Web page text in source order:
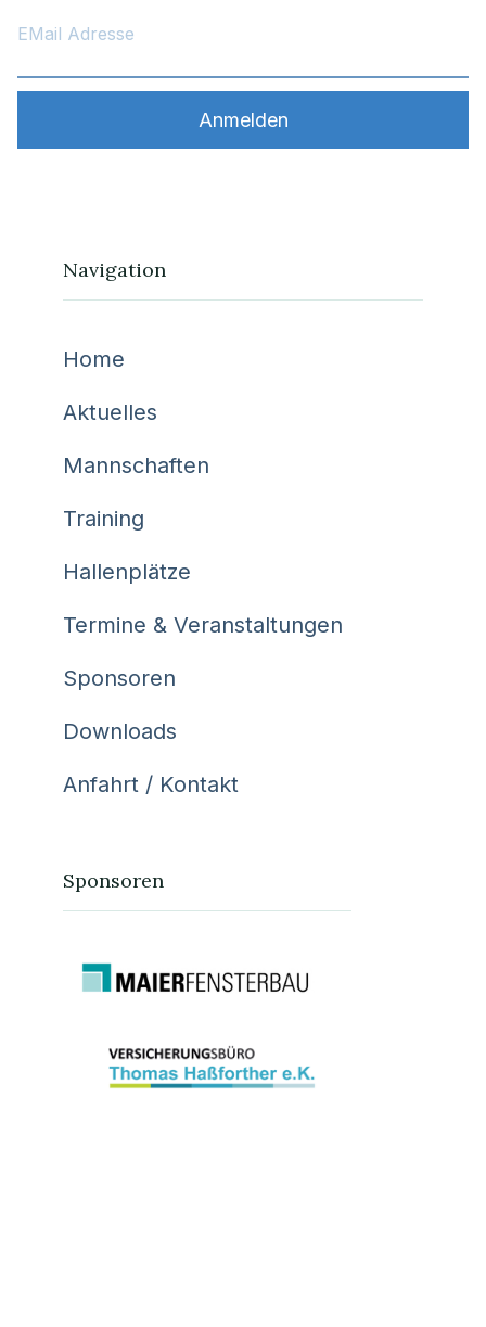
Navigation
Home
Aktuelles
Mannschaften
Training
Hallenplätze
Termine & Veranstaltungen
Sponsoren
Downloads
Anfahrt / Kontakt
Sponsoren